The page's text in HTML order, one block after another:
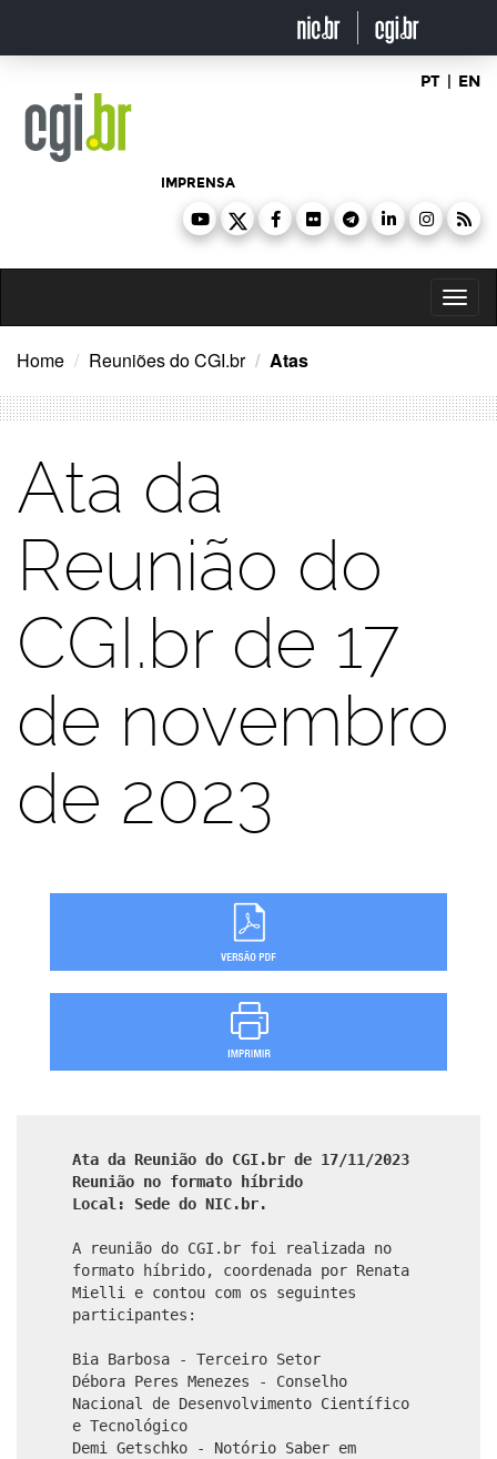
o
PT | EN
IMPRENSA
Home Reuniões do CGI.br Atas
Ata da
Reunião do
CGI.br de 17
de novembro
de 2023
Ata da Reunião do CGI.br de 17/11/2023
Reunião no formato híbrido
Local: Sede do NIC.br.
A reunião do CGI.br foi realizada no
formato híbrido, coordenada por Renata
Mielli e contou com os seguintes
participantes:
Bia Barbosa - Terceiro Setor
Débora Peres Menezes - Conselho
Nacional de Desenvolvimento Científico
e Tecnológico
Demi Getschko - Notório Saber em